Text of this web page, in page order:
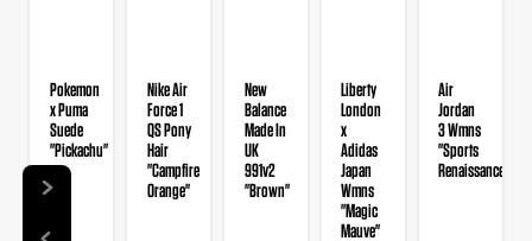
Pokemon
x Puma
Suede
"Pickachu"
Nike Air
Force 1
QS Pony
Hair
"Campfire
Orange"
New
Balance
Made In
UK
991v2
"Brown"
Liberty
London
x
Adidas
Japan
Wmns
"Magic
Mauve"
Air
Jordan
3 Wmns
"Sports
Renaissance"